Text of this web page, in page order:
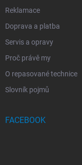
Reklamace
Doprava a platba
Servis a opravy
Proč právě my
O repasované technice
Slovník pojmů
FACEBOOK